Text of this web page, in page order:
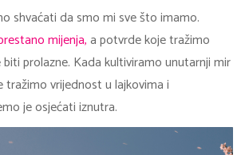
shvaćati da smo mi sve što imamo.
mijenja,a potvrde koje tražimo
biti prolazne. Kada kultiviramo unutarnji mir
tražimo vrijednost u lajkovima i
je osjećati iznutra.